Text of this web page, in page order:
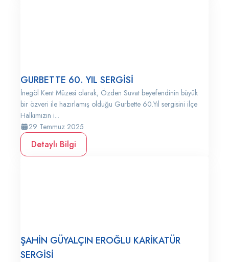
GURBETTE 60. YIL SERGİSİ
İnegöl Kent Müzesi olarak, Özden Suvat beyefendinin büyük
bir özveri ile hazırlamış olduğu Gurbette 60.Yıl sergisini ilçe
Halkımızın i...
29 Temmuz 2025
Detaylı Bilgi
ŞAHİN GÜYALÇIN EROĞLU KARİKATÜR
SERGİSİ